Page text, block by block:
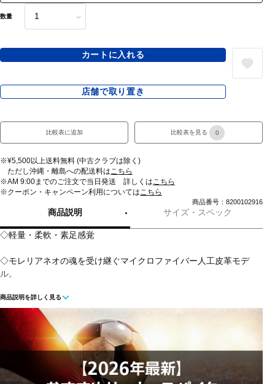
数量
カートに入れる
店舗で取り置き
比較表に追加 比較表を見る 0
※¥5,500以上送料無料 (中古クラブは除く)
ただし沖縄・離島への配送料はこちら
※AM 9:00までのご注文で当日発送 詳しくはこちら
※クーポン・キャンペーン利用についてはこちら
商品番号：8200102916
商品説明 サイズ・スペック
◇軽量・柔軟・素足感覚
◇モレリアネオの魂を受け継ぐマイクロファイバー人工皮革モデ
ル。
◇柔らかさとホールド感を追求したマイクロファイバー人工皮革と
軽量性が魅力の1足。通常のインソールに比べて、約1.5倍のグリッ
プ力があるゼログライドライトインソールも搭載。シューズの命と
も言えるラストには、Engineered Fit Last NEOを採用。
◇ゼログライドライトカップインソール(取り外し可)
商品説明を詳しく見る